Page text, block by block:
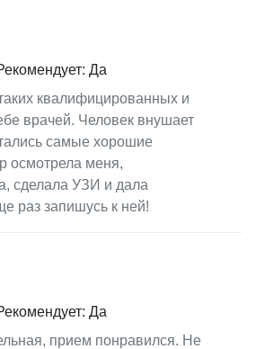
Да
квалифицированных и
врачей. Человек внушает
самые хорошие
осмотрела меня,
сделала УЗИ и дала
раз запишусь к ней!
Да
прием понравился. Не